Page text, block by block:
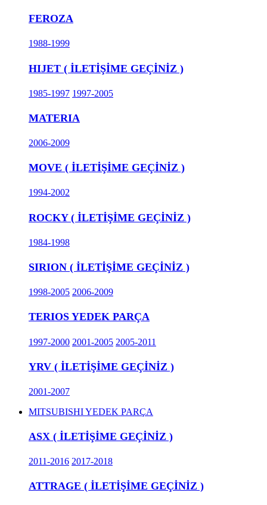
FEROZA
1988-1999
HIJET ( İLETİŞİME GEÇİNİZ )
1985-1997 1997-2005
MATERIA
2006-2009
MOVE ( İLETİŞİME GEÇİNİZ )
1994-2002
ROCKY ( İLETİŞİME GEÇİNİZ )
1984-1998
SIRION ( İLETİŞİME GEÇİNİZ )
1998-2005 2006-2009
TERIOS YEDEK PARÇA
1997-2000 2001-2005 2005-2011
YRV ( İLETİŞİME GEÇİNİZ )
2001-2007
MITSUBISHI YEDEK PARÇA
ASX ( İLETİŞİME GEÇİNİZ )
2011-2016 2017-2018
ATTRAGE ( İLETİŞİME GEÇİNİZ )